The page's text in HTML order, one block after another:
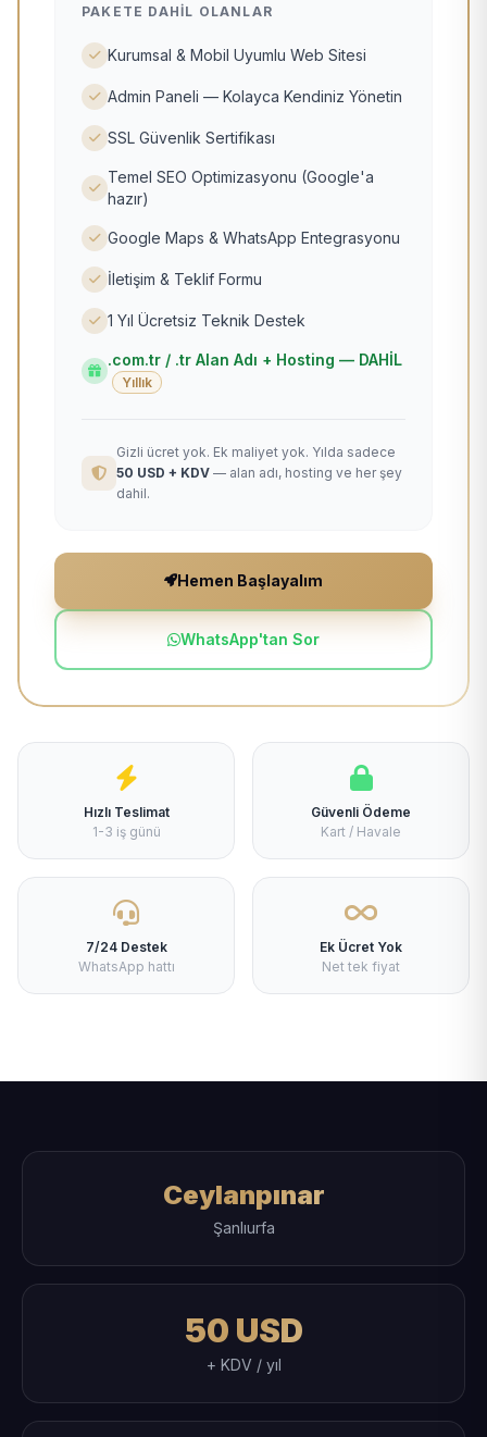
PAKETE DAHIL OLANLAR
Kurumsal & Mobil Uyumlu Web Sitesi
Admin Paneli — Kolayca Kendiniz Yönetin
SSL Güvenlik Sertifikası
Temel SEO Optimizasyonu (Google'a
hazır)
Google Maps & WhatsApp Entegrasyonu
İletişim & Teklif Formu
1 Yıl Ücretsiz Teknik Destek
.com.tr / .tr Alan Adı + Hosting — DAHİL
Yıllık
Gizli ücret yok. Ek maliyet yok. Yılda sadece
50 USD + KDV — alan adı, hosting ve her şey
dahil.
Hemen Başlayalım
WhatsApp'tan Sor
Hızlı Teslimat
1-3 iş günü
Güvenli Ödeme
Kart / Havale
7/24 Destek
WhatsApp hattı
Ek Ücret Yok
Net tek fiyat
Ceylanpınar
Şanlıurfa
50 USD
+ KDV / yıl